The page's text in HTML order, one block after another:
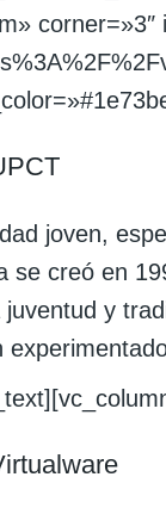
joven,
se creó en
y